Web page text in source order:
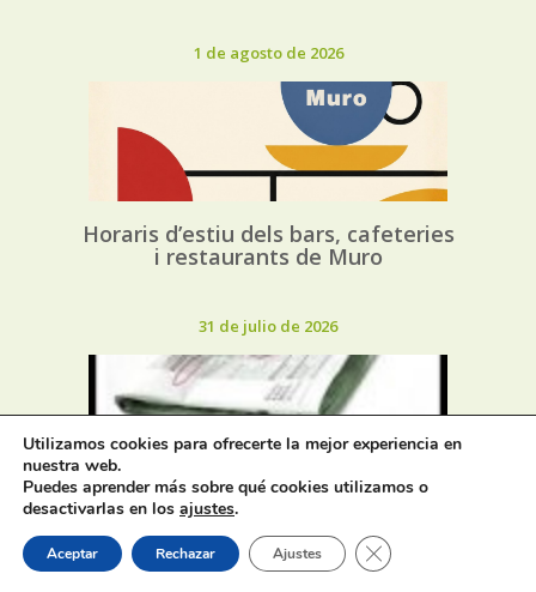
1 de agosto de 2026
Horaris d’estiu dels bars, cafeteries
i restaurants de Muro
31 de julio de 2026
Oferta de Trabajo: SAD, SERVICIO
DE AYUDA A DOMICILIO
Utilizamos cookies para ofrecerte la mejor experiencia en
nuestra web.
Puedes aprender más sobre qué cookies utilizamos o
desactivarlas en los ajustes.
Aceptar Rechazar Ajustes Cerrar el banner de